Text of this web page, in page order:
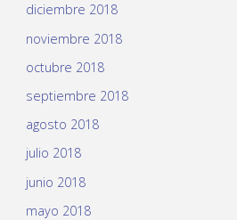
diciembre 2018
noviembre 2018
octubre 2018
septiembre 2018
agosto 2018
julio 2018
junio 2018
mayo 2018